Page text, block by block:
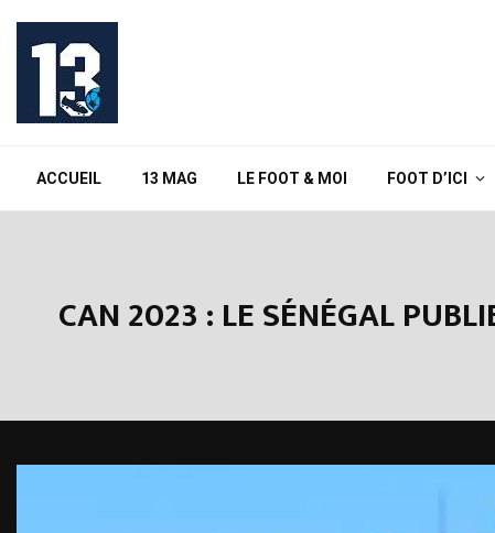
ACCUEIL 13 MAG LE FOOT & MOI FOOT D’ICI
CAN 2023 : LE SÉNÉGAL